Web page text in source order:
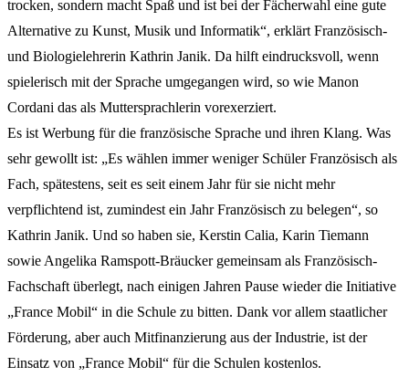
trocken, sondern macht Spaß und ist bei der Fächerwahl eine gute
Alternative zu Kunst, Musik und Informatik“, erklärt Französisch-
und Biologielehrerin Kathrin Janik. Da hilft eindrucksvoll, wenn
spielerisch mit der Sprache umgegangen wird, so wie Manon
Cordani das als Muttersprachlerin vorexerziert.
Es ist Werbung für die französische Sprache und ihren Klang. Was
sehr gewollt ist: „Es wählen immer weniger Schüler Französisch als
Fach, spätestens, seit es seit einem Jahr für sie nicht mehr
verpflichtend ist, zumindest ein Jahr Französisch zu belegen“, so
Kathrin Janik. Und so haben sie, Kerstin Calia, Karin Tiemann
sowie Angelika Ramspott-Bräucker gemeinsam als Französisch-
Fachschaft überlegt, nach einigen Jahren Pause wieder die Initiative
„France Mobil“ in die Schule zu bitten. Dank vor allem staatlicher
Förderung, aber auch Mitfinanzierung aus der Industrie, ist der
Einsatz von „France Mobil“ für die Schulen kostenlos.